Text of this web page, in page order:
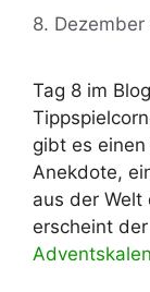
8. Dezember
Tag 8 im
gibt es
Anekdote,
aus der Welt
erscheint